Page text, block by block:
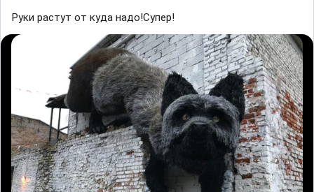
Руки растут от куда надо!Супер!